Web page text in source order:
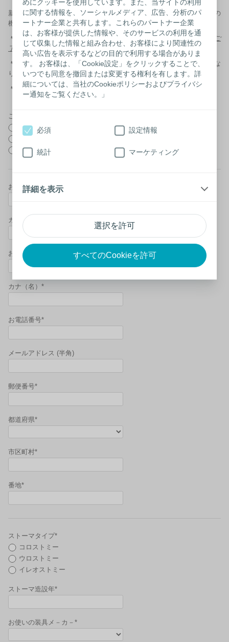
めにクッキーを使用しています。また、当サイトの利用
に関する情報を、ソーシャルメディア、広告、分析のパ
ートナー企業と共有します。これらのパートナー企業
は、お客様が提供した情報や、そのサービスの利用を通
じて収集した情報と組み合わせ、お客様により関連性の
高い広告を表示するなどの目的で利用する場合がありま
す。 お客様は、「Cookie設定」をクリックすることで、
いつでも同意を撤回または変更する権利を有します。詳
細については、当社のCookieポリシーおよびプライバシ
ー通知をご覧ください。」
選択を許可
すべてのCookieを許可
必須 設定情報
統計 マーケティング
詳細を表示
新規に登録いただいた方にはプレゼントを差し上げています。是非この
機会にご登録ください。
＊
既にご登録いただいている場合は、お申込みいただけません。予めご
了承ください。
＊
本誌は冊子でのお届けとなります。お届けは登録後、次回号からとな
りますので、バックナンバーも併せてご覧ください。
＊
医療従事者の方は、こちらをクリック
ご希望のプレゼント*
内田春菊さん著サイン入りコミック本
トラベルポーチ
パウチカバー
お名前（姓）*
カナ（姓）*
お名前（名）*
カナ（名）*
お電話番号*
メールアドレス (半角)
郵便番号*
都道府県*
市区町村*
番地*
ストーマタイプ*
コロストミー
ウロストミー
イレオストミー
ストーマ造設年*
お使いの装具メ－カ－*